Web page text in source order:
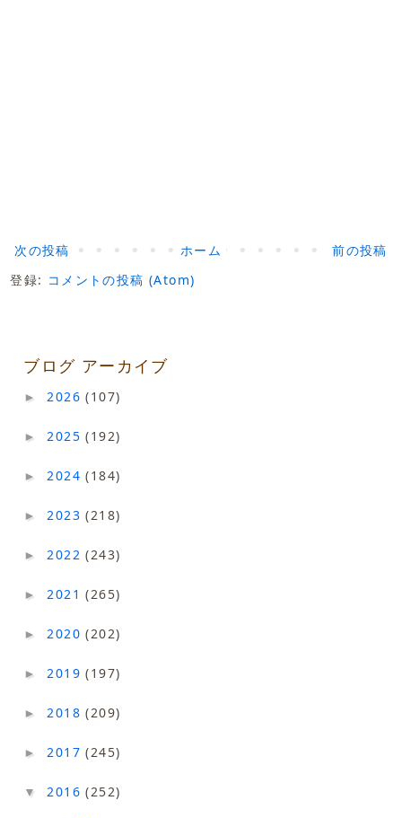
次の投稿 前の投稿
ホーム
登録: コメントの投稿 (Atom)
ブログ アーカイブ
► 2026(107)
► 2025(192)
► 2024(184)
► 2023(218)
► 2022(243)
► 2021(265)
► 2020(202)
► 2019(197)
► 2018(209)
► 2017(245)
▼ 2016(252)